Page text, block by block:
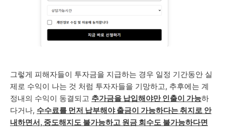
그렇게 피해자들이 투자금을 지급하는 경우 일정 기간동안 실
제로 수익이 나는 것 처럼 투자자들을 기망하고, 추후에는 계
정내의 수익이 동결되고 추가금을 납입해야만 인출이 가능하
다거나, 수수료를 먼저 납부해야 출금이 가능하다는 취지로 안
내하면서, 중도해지도 불가능하고 원금 회수도 불가능하다면